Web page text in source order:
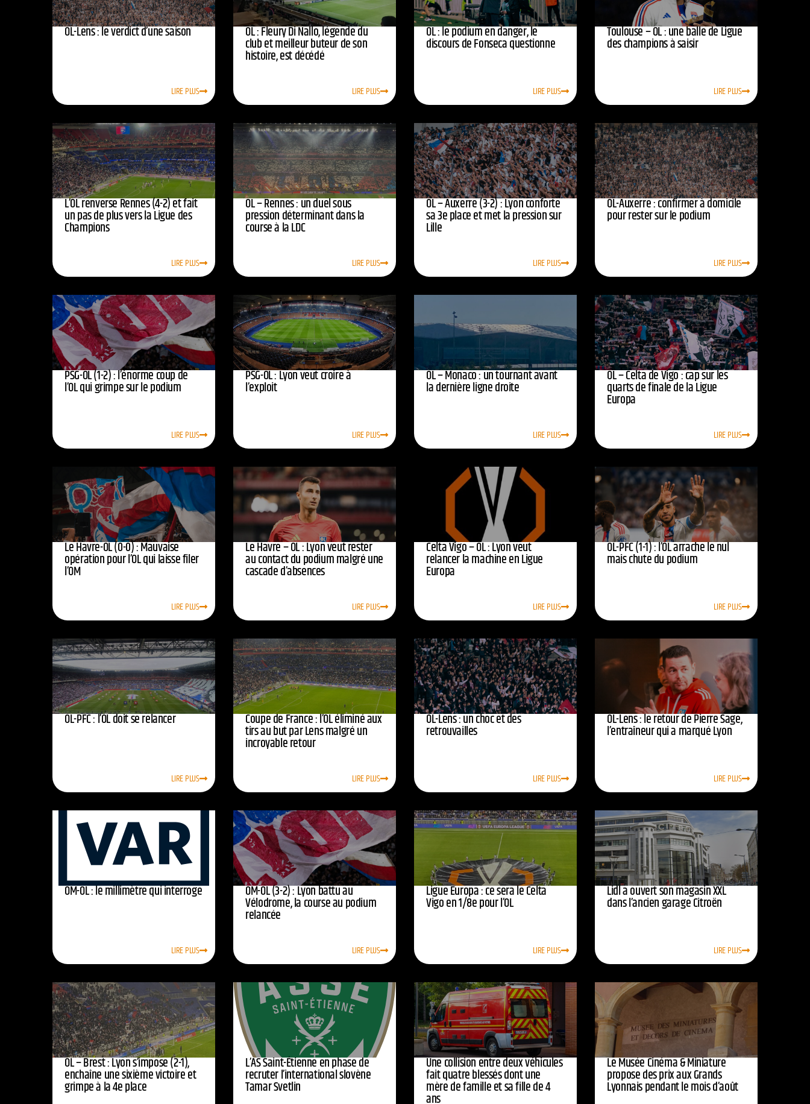
OL-Lens : le verdict d’une saison
LIRE PLUS
OL : Fleury Di Nallo, légende du
club et meilleur buteur de son
histoire, est décédé
LIRE PLUS
OL : le podium en danger, le
discours de Fonseca questionne
LIRE PLUS
Toulouse – OL : une balle de Ligue
des champions à saisir
LIRE PLUS
L’OL renverse Rennes (4-2) et fait
un pas de plus vers la Ligue des
Champions
LIRE PLUS
OL – Rennes : un duel sous
pression déterminant dans la
course à la LDC
LIRE PLUS
OL – Auxerre (3-2) : Lyon conforte
sa 3e place et met la pression sur
Lille
LIRE PLUS
OL-Auxerre : confirmer à domicile
pour rester sur le podium
LIRE PLUS
PSG-OL (1-2) : l’énorme coup de
l’OL qui grimpe sur le podium
LIRE PLUS
PSG-OL : Lyon veut croire à
l’exploit
LIRE PLUS
OL – Monaco : un tournant avant
la dernière ligne droite
LIRE PLUS
OL – Celta de Vigo : cap sur les
quarts de finale de la Ligue
Europa
LIRE PLUS
Le Havre-OL (0-0) : Mauvaise
opération pour l’OL qui laisse filer
l’OM
LIRE PLUS
Le Havre – OL : Lyon veut rester
au contact du podium malgré une
cascade d’absences
LIRE PLUS
Celta Vigo – OL : Lyon veut
relancer la machine en Ligue
Europa
LIRE PLUS
OL-PFC (1-1) : l’OL arrache le nul
mais chute du podium
LIRE PLUS
OL-PFC : l’OL doit se relancer
LIRE PLUS
Coupe de France : l’OL éliminé aux
tirs au but par Lens malgré un
incroyable retour
LIRE PLUS
OL-Lens : un choc et des
retrouvailles
LIRE PLUS
OL-Lens : le retour de Pierre Sage,
l’entraîneur qui a marqué Lyon
LIRE PLUS
OM-OL : le millimètre qui interroge
LIRE PLUS
OM-OL (3-2) : Lyon battu au
Vélodrome, la course au podium
relancée
LIRE PLUS
Ligue Europa : ce sera le Celta
Vigo en 1/8e pour l’OL
LIRE PLUS
Lidl a ouvert son magasin XXL
dans l’ancien garage Citroën
LIRE PLUS
OL – Brest : Lyon s’impose (2-1),
enchaîne une sixième victoire et
grimpe à la 4e place
L’AS Saint-Étienne en phase de
recruter l’international slovène
Tamar Svetlin
Une collision entre deux véhicules
fait quatre blessés dont une
mère de famille et sa fille de 4
ans
Le Musée Cinéma & Miniature
propose des prix aux Grands
Lyonnais pendant le mois d’août